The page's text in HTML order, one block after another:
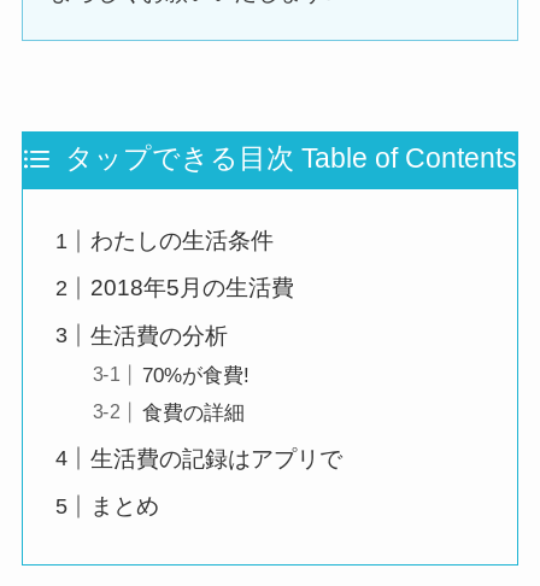
タップできる目次 Table of Contents
わたしの生活条件
2018年5月の生活費
生活費の分析
70%が食費!
食費の詳細
生活費の記録はアプリで
まとめ